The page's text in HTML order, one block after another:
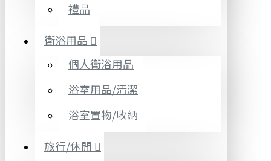
禮品
衛浴用品
個人衛浴用品
浴室用品/清潔
浴室置物/收納
旅行/休閒